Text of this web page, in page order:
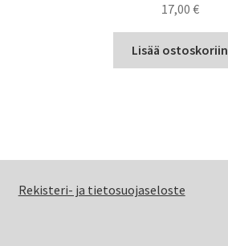
17,00 €
Lisää ostoskoriin
Rekisteri- ja tietosuojaseloste